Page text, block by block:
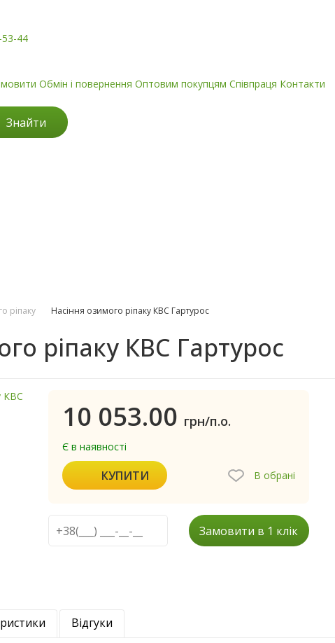
44
Обмін і повернення Оптовим покупцям Співпраця Контакти
Знайти
ріпаку Насіння озимого ріпаку КВС Гартурос
ріпаку КВС Гартурос
10 053.00 грн/п.о.
Є в наявності
КУПИТИ В обрані
Замовити в 1 клік
Відгуки